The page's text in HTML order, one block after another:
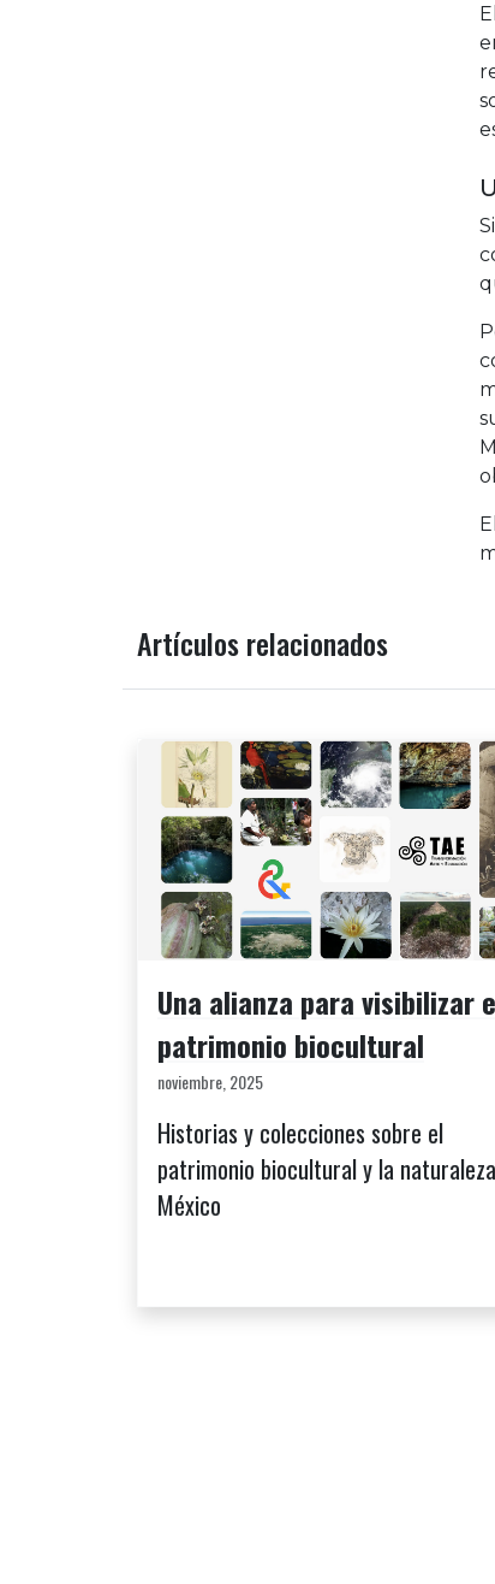
Artículos relacionados
Una alianza para visibilizar
patrimonio biocultural
noviembre, 2025
Historias y colecciones sobre el
patrimonio biocultural y la
México